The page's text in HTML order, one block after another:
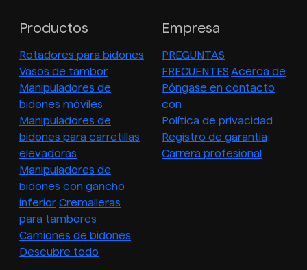
Productos
Rotadores para bidones
Vasos de tambor
Manipuladores de
bidones móviles
Manipuladores de
bidones para carretillas
elevadoras
Manipuladores de
bidones con gancho
inferior Cremalleras
para tambores
Camiones de bidones
Descubre todo
Empresa
PREGUNTAS
FRECUENTES Acerca de
Póngase en contacto
con
Política de privacidad
Registro de garantía
Carrera profesional